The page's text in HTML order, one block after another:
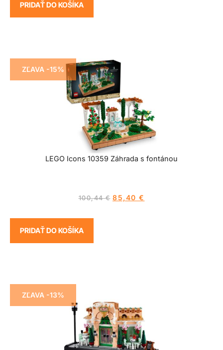
PRIDAŤ DO KOŠÍKA
ZĽAVA -15%
LEGO Icons 10359 Záhrada s fontánou
100,44€ 85,40 €
PRIDAŤ DO KOŠÍKA
ZĽAVA -13%